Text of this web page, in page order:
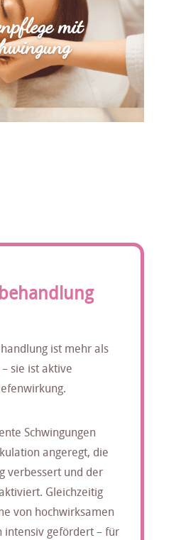
mit
ist mehr als
sie ist aktive
Schwingungen
angeregt, die
verbessert und der
Gleichzeitig
von hochwirksamen
intensiv gefördert – für